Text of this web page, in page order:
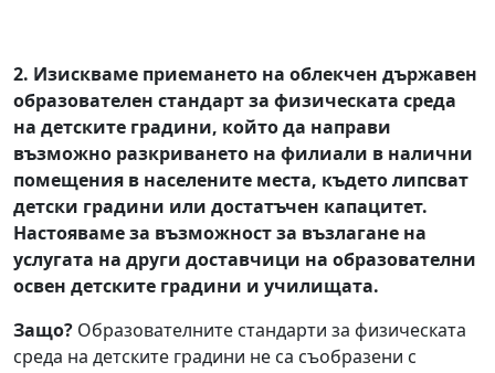
2. Изискваме приемането на облекчен държавен
образователен стандарт за физическата среда
на детските градини, който да направи
възможно разкриването на филиали в налични
помещения в населените места, където липсват
детски градини или достатъчен капацитет.
Настояваме за възможност за възлагане на
услугата на други доставчици на образователни
освен детските градини и училищата.
Защо? Образователните стандарти за физическата
среда на детските градини не са съобразени с